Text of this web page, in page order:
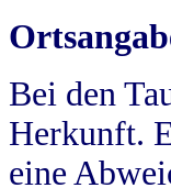
Bei den
Herkunft.
eine